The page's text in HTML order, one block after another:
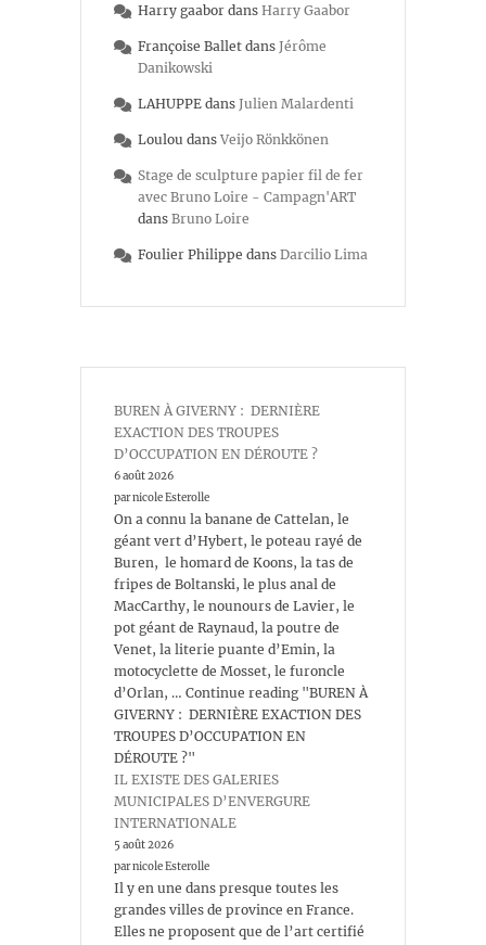
Harry gaabor dans Harry Gaabor
Françoise Ballet dans Jérôme
Danikowski
LAHUPPE dans Julien Malardenti
Loulou dans Veijo Rönkkönen
Stage de sculpture papier fil de fer
avec Bruno Loire - Campagn'ART
dans Bruno Loire
Foulier Philippe dans Darcilio Lima
BUREN À GIVERNY : DERNIÈRE
EXACTION DES TROUPES
D’OCCUPATION EN DÉROUTE ?
6 août 2026
par nicole Esterolle
On a connu la banane de Cattelan, le
géant vert d’Hybert, le poteau rayé de
Buren, le homard de Koons, la tas de
fripes de Boltanski, le plus anal de
MacCarthy, le nounours de Lavier, le
pot géant de Raynaud, la poutre de
Venet, la literie puante d’Emin, la
motocyclette de Mosset, le furoncle
d’Orlan, … Continue reading "BUREN À
GIVERNY : DERNIÈRE EXACTION DES
TROUPES D’OCCUPATION EN
DÉROUTE ?"
IL EXISTE DES GALERIES
MUNICIPALES D’ENVERGURE
INTERNATIONALE
5 août 2026
par nicole Esterolle
Il y en une dans presque toutes les
grandes villes de province en France.
Elles ne proposent que de l’art certifié